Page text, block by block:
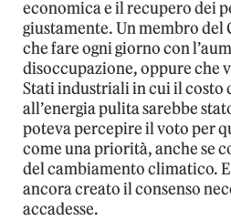
economica e il recupero dei
giustamente. Un membro del
che fare ogni giorno con
disoccupazione, oppure che
Stati industriali in cui il costo
all’energia pulita sarebbe
poteva percepire il voto per
come una priorità, anche se
del cambiamento climatico.
ancora creato il consenso
accadesse.